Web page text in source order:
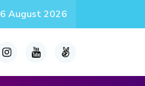
6 August 2026